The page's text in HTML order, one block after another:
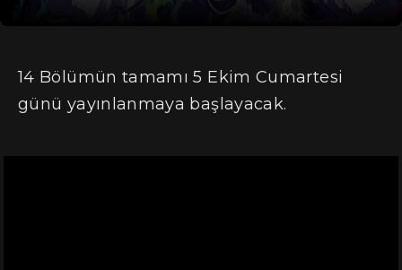
14 Bölümün tamamı 5 Ekim Cumartesi
günü yayınlanmaya başlayacak.